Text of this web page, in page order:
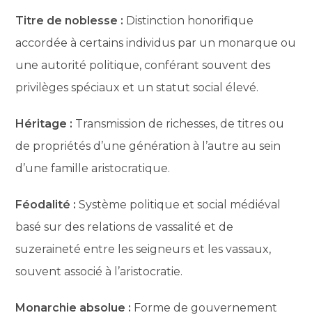
Titre de noblesse : Distinction honorifique
accordée à certains individus par un monarque ou
une autorité politique, conférant souvent des
privilèges spéciaux et un statut social élevé.
Héritage : Transmission de richesses, de titres ou
de propriétés d’une génération à l’autre au sein
d’une famille aristocratique.
Féodalité : Système politique et social médiéval
basé sur des relations de vassalité et de
suzeraineté entre les seigneurs et les vassaux,
souvent associé à l’aristocratie.
Monarchie absolue : Forme de gouvernement